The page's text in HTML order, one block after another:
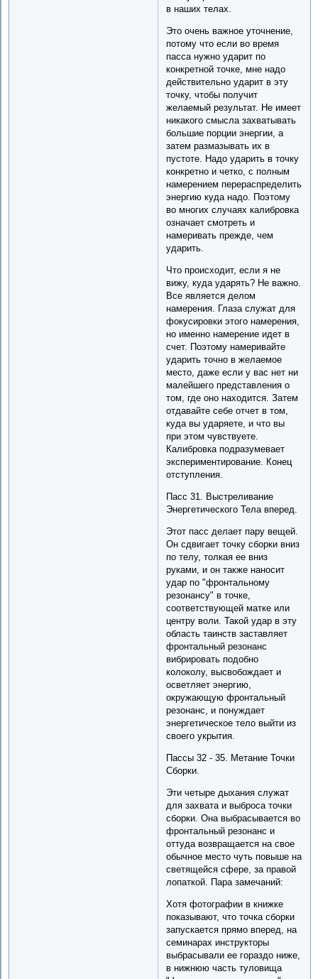
в наших телах.
Это очень важное уточнение,
потому что если во время
пасса нужно ударит по
конкретной точке, мне надо
действительно ударит в эту
точку, чтобы получит
желаемый результат. Не имеет
никакого смысла захватывать
большие порции энергии, а
затем размазывать их в
пустоте. Надо ударить в точку
конкретно и четко, с полным
намерением перераспределить
энергию куда надо. Поэтому
во многих случаях калибровка
означает смотреть и
намеривать прежде, чем
ударить.
Что происходит, если я не
вижу, куда ударять? Не важно.
Все является делом
намерения. Глаза служат для
фокусировки этого намерения,
но именно намерение идет в
счет. Поэтому намеривайте
ударить точно в желаемое
место, даже если у вас нет ни
малейшего представления о
том, где оно находится. Затем
отдавайте себе отчет в том,
куда вы ударяете, и что вы
при этом чувствуете.
Калибровка подразумевает
экспериментирование. Конец
отступления.
Пасс 31. Выстреливание
Энергетического Тела вперед.
Этот пасс делает пару вещей.
Он сдвигает точку сборки вниз
по телу, толкая ее вниз
руками, и он также наносит
удар по "фронтальному
резонансу" в точке,
соответствующей матке или
центру воли. Такой удар в эту
область таинств заставляет
фронтальный резонанс
вибрировать подобно
колоколу, высвобождает и
осветляет энергию,
окружающую фронтальный
резонанс, и понуждает
энергетическое тело выйти из
своего укрытия.
Пассы 32 - 35. Метание Точки
Сборки.
Эти четыре дыхания служат
для захвата и выброса точки
сборки. Она выбрасывается во
фронтальный резонанс и
оттуда возвращается на свое
обычное место чуть повыше на
светящейся сфере, за правой
лопаткой. Пара замечаний:
Хотя фотографии в книжке
показывают, что точка сборки
запускается прямо вперед, на
семинарах инструкторы
выбрасывали ее гораздо ниже,
в нижнюю часть туловища